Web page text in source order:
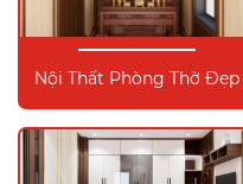
Nội Thất Phòng Thờ Đẹp